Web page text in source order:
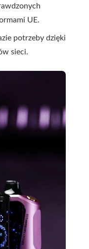
UE.
potrzeby dzięki
sieci.